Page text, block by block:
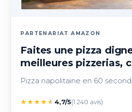
PARTENARIAT AMAZON
Faites une pizza
meilleures pizzerias,
Pizza napolitaine en 60
★★★★★ 4,7/5(1 240 avis)